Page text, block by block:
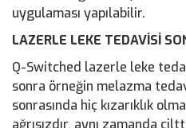
uygulaması yapılabilir.
LAZERLE LEKE TEDAVİSİ
Q-Switched lazerle leke
sonra örneğin melazma
sonrasında hiç kızarıklık
ağrısızdır, aynı zamanda